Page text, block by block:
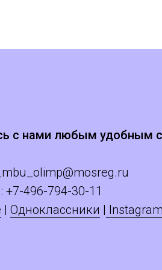
с нами любым удобным
+7-496-794-30-11
| Одноклассники | Instagram